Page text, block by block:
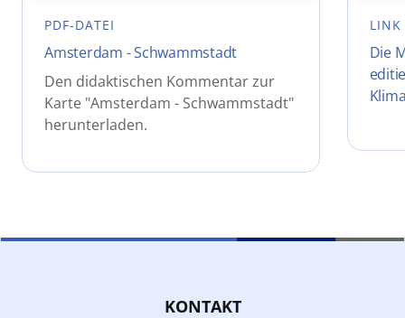
PDF-DATEI
Amsterdam - Schwammstadt
Den didaktischen Kommentar zur
Karte "Amsterdam - Schwammstadt"
herunterladen.
LINK
Die
KONTAKT